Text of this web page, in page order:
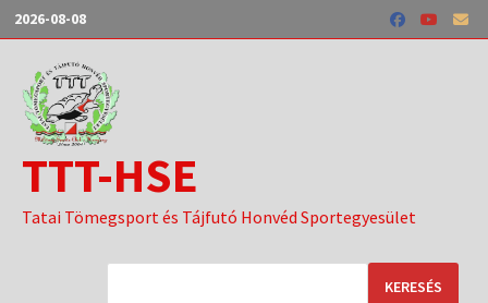
Skip
to
content
2026-08-08
TTT-HSE
Tatai Tömegsport és Tájfutó Honvéd Sportegyesület
KERESÉS